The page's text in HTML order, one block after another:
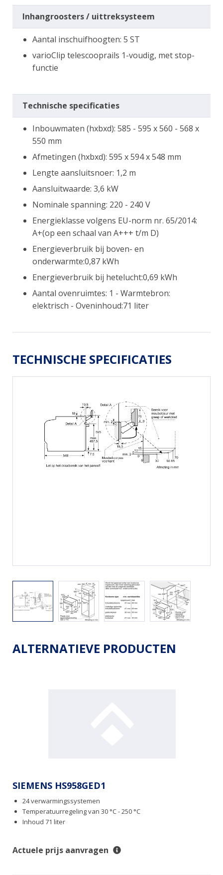
Inhangroosters / uittreksysteem
Aantal inschuifhoogten: 5 ST
varioClip telescooprails 1-voudig, met stop-
functie
Technische specificaties
Inbouwmaten (hxbxd): 585 - 595 x 560 - 568 x
550 mm
Afmetingen (hxbxd): 595 x 594 x 548 mm
Lengte aansluitsnoer: 1,2 m
Aansluitwaarde: 3,6 kW
Nominale spanning: 220 - 240 V
Energieklasse volgens EU-norm nr. 65/2014:
A+(op een schaal van A+++ t/m D)
Energieverbruik bij boven- en
onderwarmte:0,87 kWh
Energieverbruik bij hetelucht:0,69 kWh
Aantal ovenruimtes: 1 - Warmtebron:
elektrisch - Oveninhoud:71 liter
TECHNISCHE SPECIFICATIES
ALTERNATIEVE PRODUCTEN
SIEMENS HS958GED1
24 verwarmingssystemen
Temperatuurregeling van 30 °C - 250 °C
Inhoud 71 liter
Actuele prijs aanvragen